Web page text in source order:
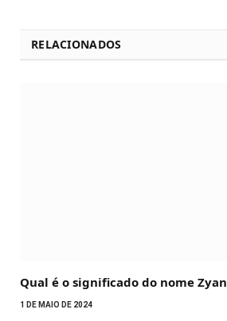
RELACIONADOS
Qual é o significado do nome Zyan
1 DE MAIO DE 2024